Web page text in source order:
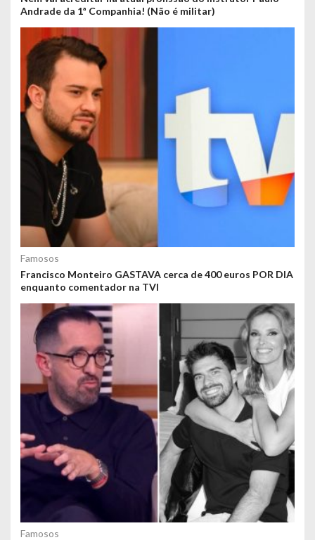
Andrade da 1ª Companhia! (Não é militar)
Famosos
Francisco Monteiro GASTAVA cerca de 400 euros POR DIA
enquanto comentador na TVI
Famosos